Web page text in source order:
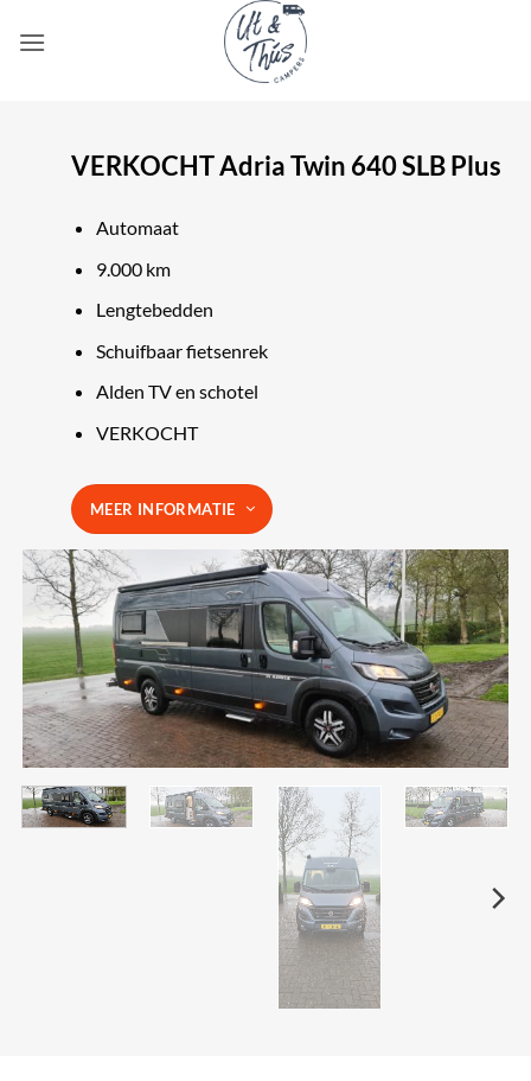
naar
VERKOCHT Adria Twin 640 SLB Plus
Automaat
9.000 km
Lengtebedden
Schuifbaar fietsenrek
Alden TV en schotel
VERKOCHT
MEER INFORMATIE